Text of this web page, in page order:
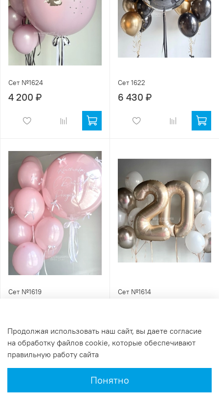
Сет №1624
4 200 ₽
Сет 1622
6 430 ₽
Сет №1619 Сет №1614
Продолжая использовать наш сайт, вы даете согласие
на обработку файлов cookie, которые обеспечивают
правильную работу сайта
Понятно